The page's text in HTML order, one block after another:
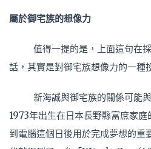
屬於御宅族的想像力
值得一提的是，上面這句在
話，其實是對御宅族想像力的一種
新海誠與御宅族的關係可能
1973年出生在日本長野縣富庶家
到電腦這個日後用於完成夢想的重